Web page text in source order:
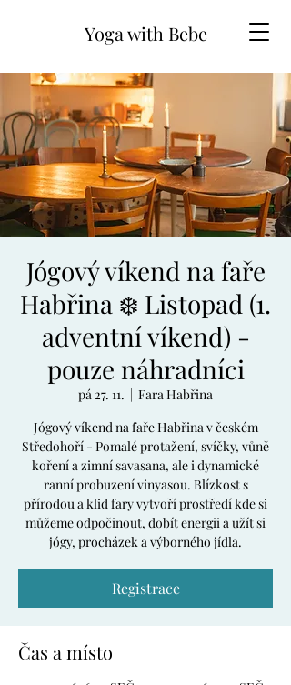
Yoga with Bebe
Jógový víkend na faře
Habřina ❄️ Listopad (1.
adventní víkend) -
pouze náhradníci
pá 27. 11.
  |
Fara Habřina
Jógový víkend na faře Habřina v českém
Středohoří - Pomalé protažení, svíčky, vůně
koření a zimní savasana, ale i dynamické
ranní probuzení vinyasou. Blízkost s
přírodou a klid fary vytvoří prostředí kde si
můžeme odpočinout, dobít energii a užít si
jógy, procházek a výborného jídla.
Registrace
Čas a místo